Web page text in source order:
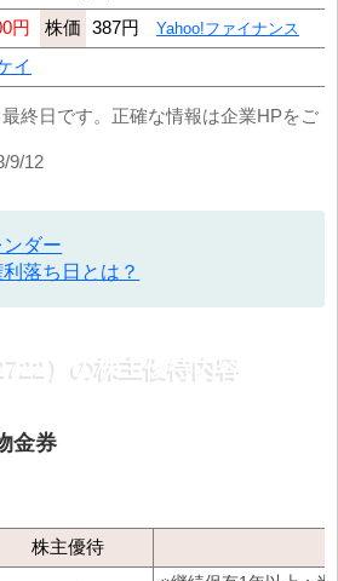
円 株価 387円 Yahoo!ファイナンス
イ
終日です。正確な情報は企業HPをご
9/12
ダー
落ち日とは？
）の株主優待内容
金券
株主優待